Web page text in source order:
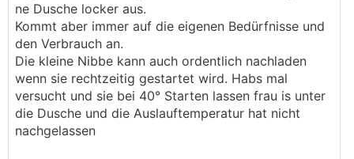
ne Dusche locker aus.
Kommt aber immer auf die eigenen Bedürfnisse und
den Verbrauch an.
Die kleine Nibbe kann auch ordentlich nachladen
wenn sie rechtzeitig gestartet wird. Habs mal
versucht und sie bei 40° Starten lassen frau is unter
die Dusche und die Auslauftemperatur hat nicht
nachgelassen